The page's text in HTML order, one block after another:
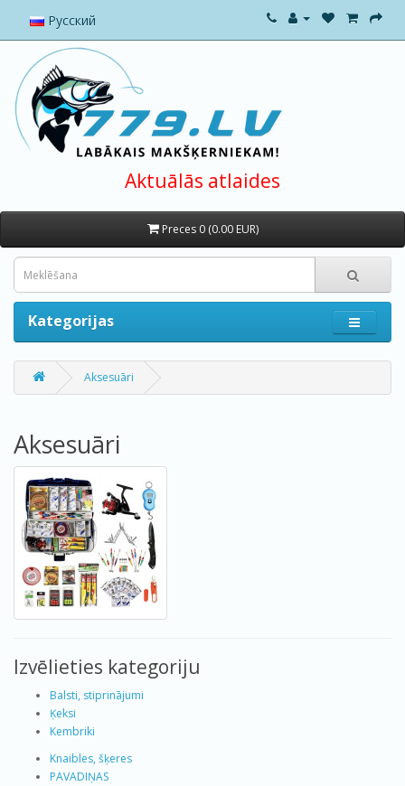
Русский
Aktuālās atlaides
Preces 0 (0.00 EUR)
Kategorijas
Aksesuāri
Aksesuāri
Izvēlieties kategoriju
Balsti, stiprinājumi
Ķeksi
Kembriki
Knaibles, šķeres
PAVADIŅAS